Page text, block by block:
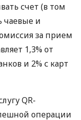
счет (в том
чаевые и
за прием
1,3% от
и 2% с карт
QR-
операции